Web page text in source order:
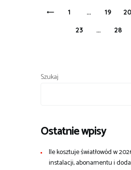
Stronicowanie
PAGE
1 … PAGE
19 20
PAGE
23 … PAGE
28
Szukaj
Ostatnie wpisy
Ile kosztuje światłowód w
instalacji, abonamentu i